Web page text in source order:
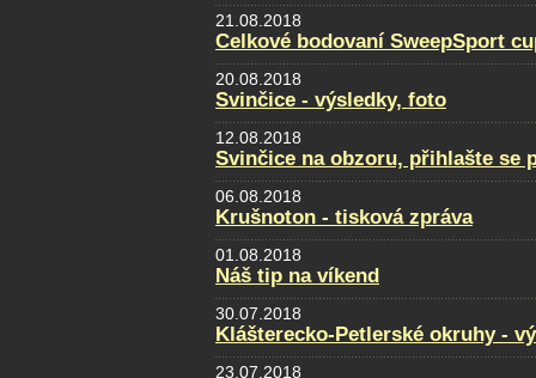
21.08.2018
Celkové bodovaní SweepSport
20.08.2018
Svinčice - výsledky, foto
12.08.2018
Svinčice na obzoru, přihlašte se
06.08.2018
Krušnoton - tisková zpráva
01.08.2018
Náš tip na víkend
30.07.2018
Klášterecko-Petlerské okruhy -
23.07.2018